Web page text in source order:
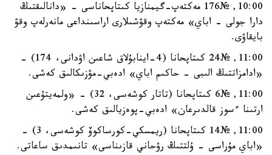
10:00, №176 مەكتەپ-گيمنازيا كىتاپحاناسى - «دانالىقتىڭ
دارا جولى - اباي» مەكتەپ وقۋشىلارى اراسىنداعى مانەرلەپ وقۋ
بايقاۋى.
11:00, №24 كىتاپحانا (4-اينابۇلاق شاعىن اۋدانى، 174) -
«ادامزاتتىڭ الىبى - حاكىم اباي» ادەبي-مۋزىكالىق كەشى.
11:00, №6 كىتاپحانا (تاتار كوشەسى، 32) - «ولمەيتۇعىن
ارتىنا ءسوز قالدىرعان» ادەبي-پوەزيالىق كەشى.
11:00, №14 كىتاپحانا (ريمسكي-كورساكوۆ كوشەسى، 3) -
«اباي مۇراسى - ۇلتتىڭ رۋحاني قازىناسى» تانىمدىق ساعاتى.